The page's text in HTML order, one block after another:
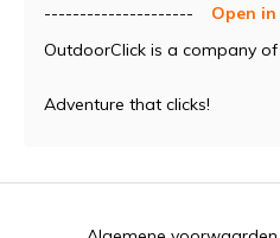
---------------------
Open
OutdoorClick is a company of
Adventure that clicks!